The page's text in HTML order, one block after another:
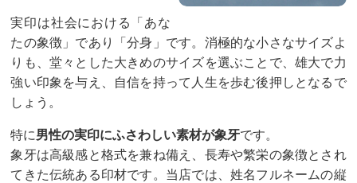
実印は社会における「あな
たの象徴」であり「分身」です。消極的な小さなサイズよ
りも、堂々とした大きめのサイズを選ぶことで、雄大で力
強い印象を与え、自信を持って人生を歩む後押しとなるで
しょう。
特に男性の実印にふさわしい素材が象牙です。
象牙は高級感と格式を兼ね備え、長寿や繁栄の象徴とされ
てきた伝統ある印材です。当店では、姓名フルネームの縦